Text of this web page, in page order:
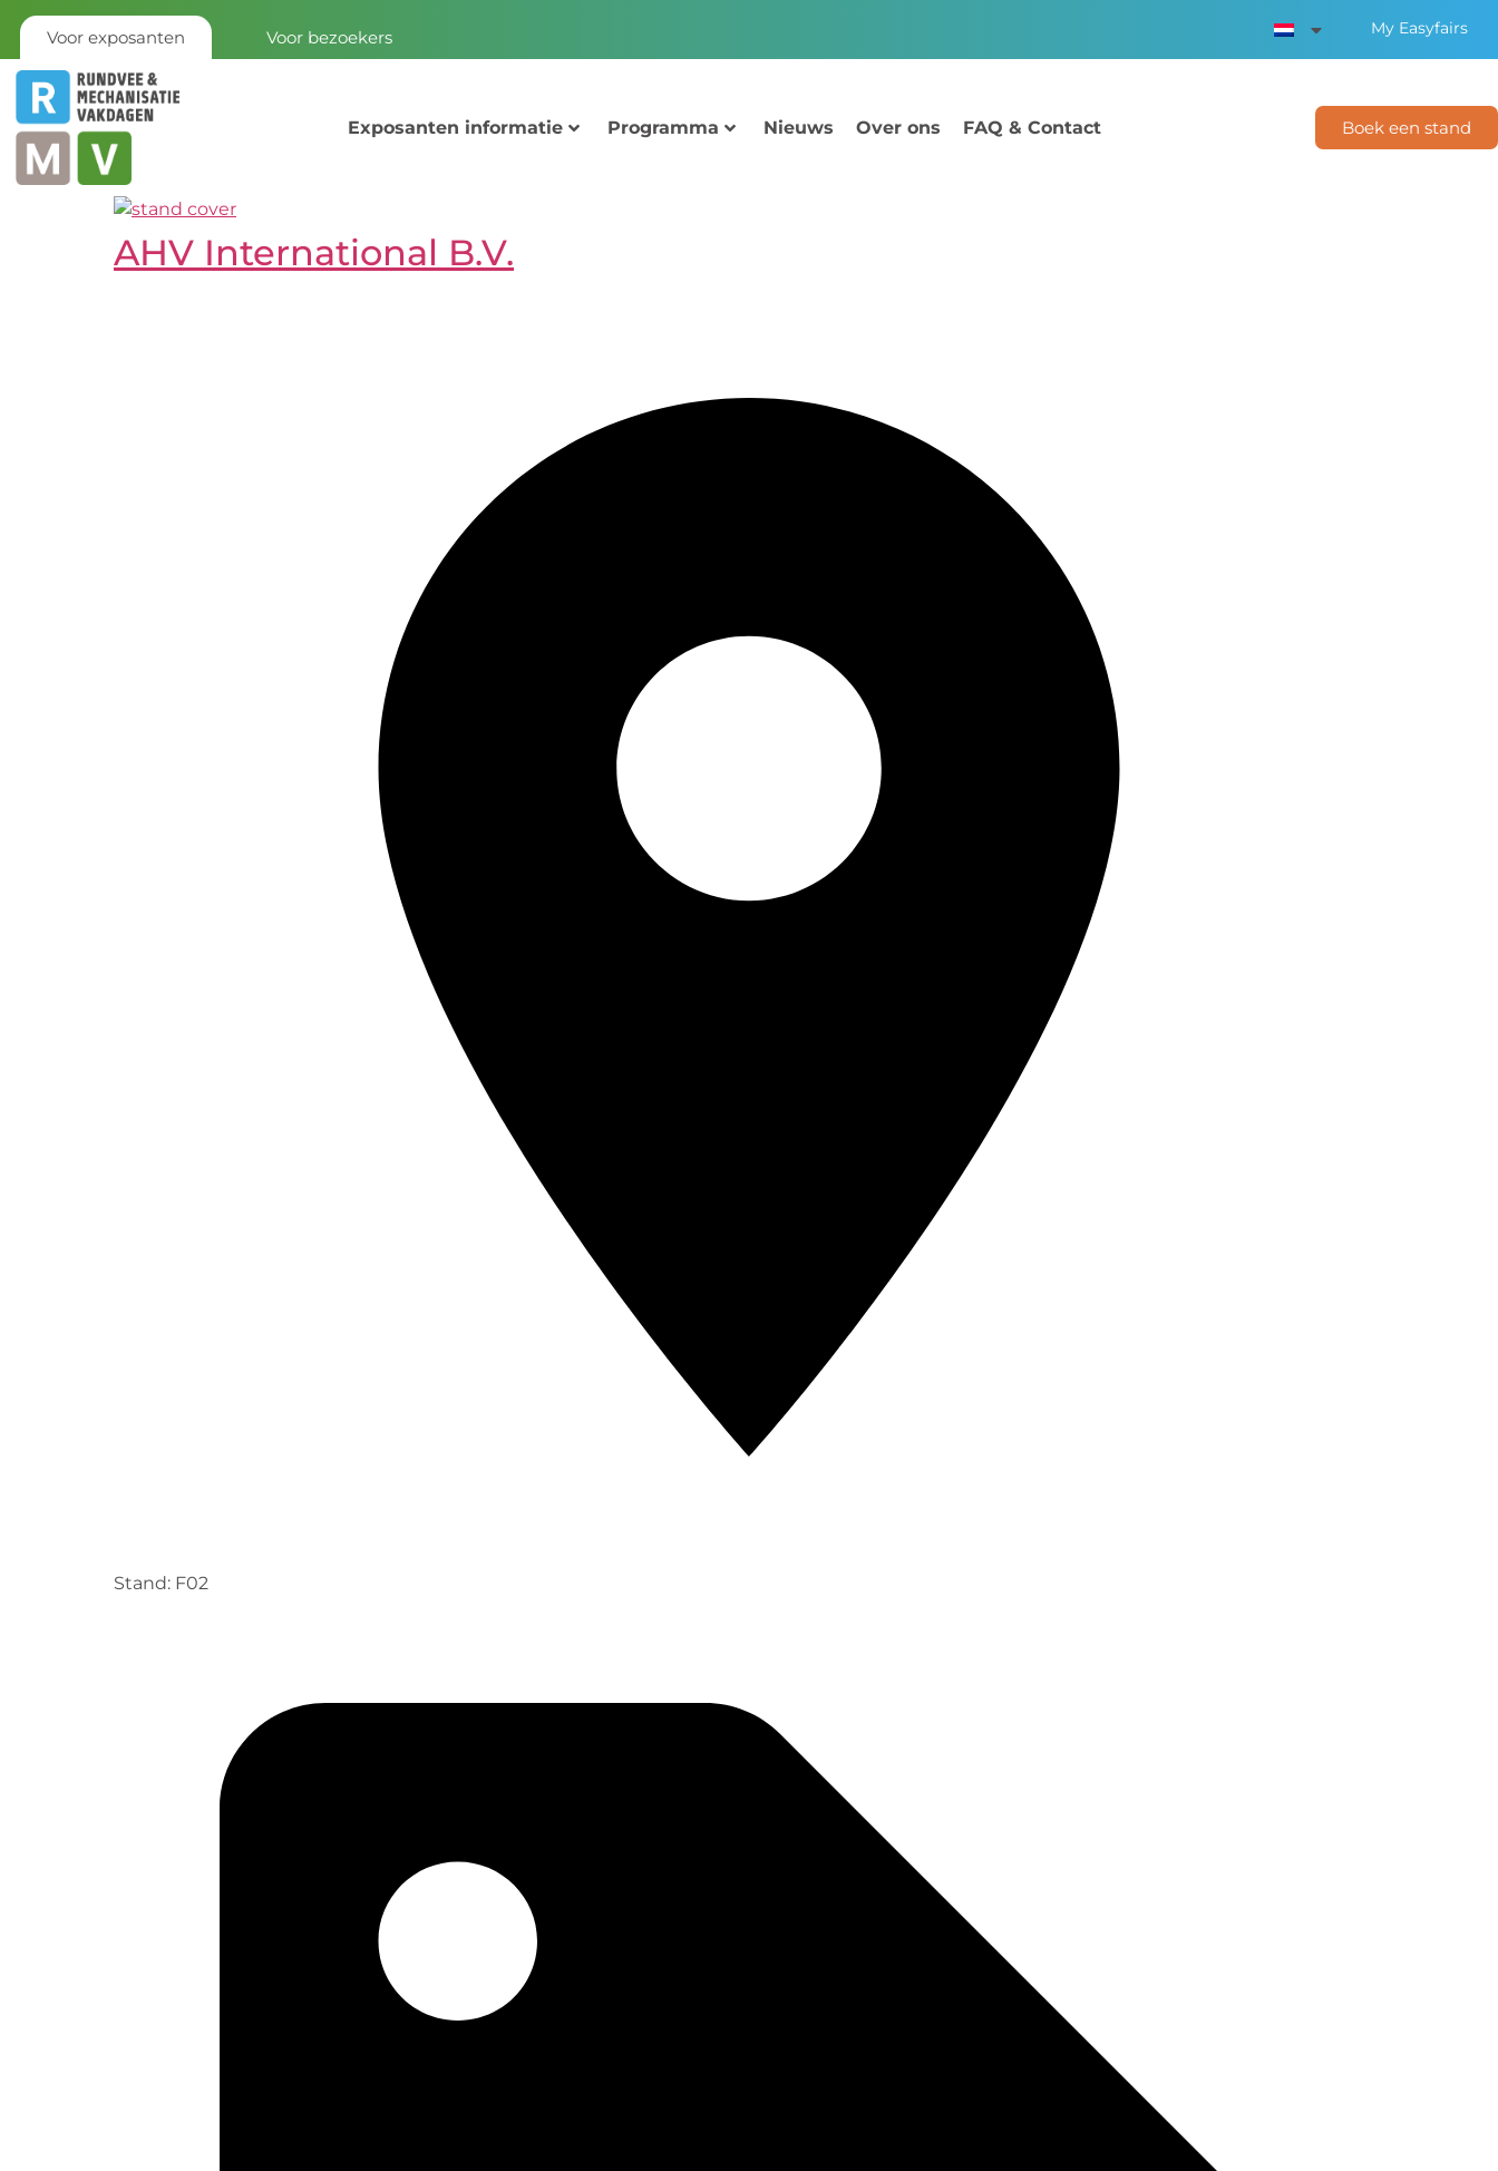
Voor exposanten Voor bezoekers My Easyfairs
Exposanten informatie Programma Nieuws Over ons FAQ & Contact Boek een stand
AHV International B.V.
Stand: F02